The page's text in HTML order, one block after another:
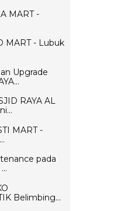
MART -
MART - Lubuk
Upgrade
RAYA AL
MART -
pada
Belimbing...